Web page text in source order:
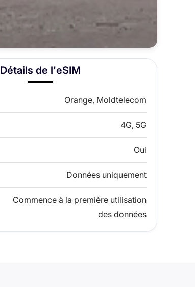
Détails de l'eSIM
Orange, Moldtelecom
4G, 5G
Oui
Données uniquement
Commence à la première utilisation
des données